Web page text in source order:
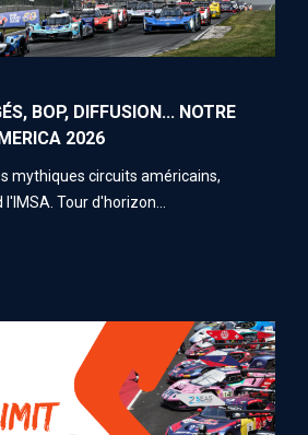
BOP, DIFFUSION... NOTRE
2026
mythiques circuits américains,
Tour d'horizon...